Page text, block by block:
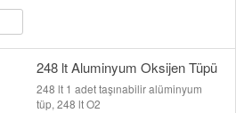
248 lt Aluminyum Oksijen Tüpü
248 lt 1 adet taşınabilir alüminyum
tüp, 248 lt O2